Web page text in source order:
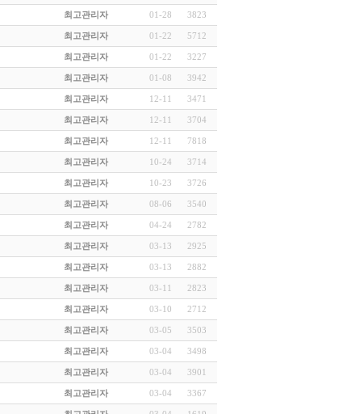
최고관리자 01-28 3823
최고관리자 01-22 5712
최고관리자 01-22 3227
최고관리자 01-08 3942
최고관리자 12-11 3471
최고관리자 12-11 3704
최고관리자 12-11 7818
최고관리자 10-24 3714
최고관리자 10-23 3726
최고관리자 08-06 3540
최고관리자 04-24 2782
최고관리자 03-13 2925
최고관리자 03-13 2882
최고관리자 03-11 2823
최고관리자 03-10 2712
최고관리자 03-05 3503
최고관리자 03-04 3498
최고관리자 03-04 3901
최고관리자 03-04 3367